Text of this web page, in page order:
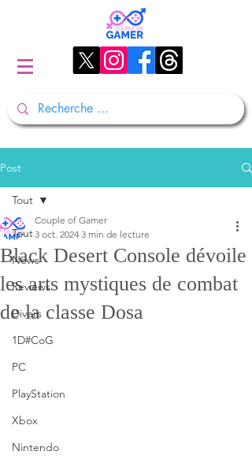
Post
Tout
News
Reviews
Divers
1D#CoG
PC
PlayStation
Xbox
Nintendo
Tout
Black Desert Console dévoile
les arts mystiques de combat
de la classe Dosa
Couple of Gamer
3 oct. 2024 3 min de lecture